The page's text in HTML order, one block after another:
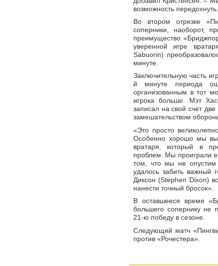
возможность
Во втором отрезке
соперники, наоборот,
преимущество
уверенной игре
Sabuorin)
минуте.
Заключительную часть
й минуте периода
организованным в тот
игрока больше. Мэт
записал на свой счет
замешательством
«Это просто
Особенно хорошо мы
вратаря, который в
проблем. Мы проиграли
том, что мы не
удалось забить важный
Диксон (Stephen Dixon)
нанести точный бросок».
В оставшееся время
большего сопернику не
21-ю победу в сезоне.
Следующий матч
против «Рочестера».